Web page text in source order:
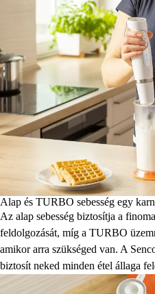
Alap és TURBO sebesség egy
Az alap sebesség biztosítja a
feldolgozását, míg a TURBO
amikor arra szükséged van. A
biztosít neked minden étel állaga